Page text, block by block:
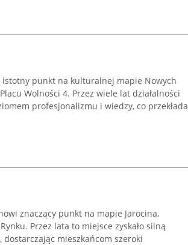
punkt na kulturalnej mapie Nowych
Wolności 4. Przez wiele lat działalności
profesjonalizmu i wiedzy, co przekłada
znaczący punkt na mapie Jarocina,
Przez lata to miejsce zyskało silną
mieszkańcom szeroki